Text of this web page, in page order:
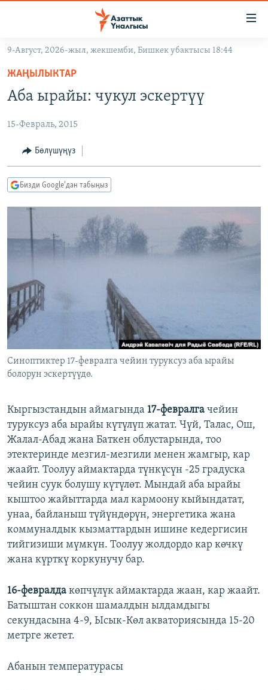
Навигацияга
өтүңүз
Издөөгө
салыңыз
КЫРГЫЗСТАН
КЫРГЫЗСТАН
САЯСАТ
ЭКОНОМИКА
ДҮЙНӨ
БОРБОР АЗИЯ
УКРАИНА
АТАЙЫН ИЛИКТӨӨ
БҮГҮН АЗАТТЫКТА
ЭКСПЕРТТЕР ТАЛДАЙТ
БИЗ ЖАНА ДҮЙНӨ
ЭЖЕ-СИҢДИЛЕР
АЗАТТЫК+
ЫҢГАЙСЫЗ СУРООЛОР
ПОДКАСТ
ОНЛАЙН ШЕРИНЕ
ЭЕ/АРнун бардык сайттары
9-Август, 2026-жыл, жекшемби, Бишкек убактысы 18:44
ЖАҢЫЛЫКТАР
Аба ырайы: чукул эскертүү
15-Февраль, 2015
Бөлүшүңүз
Бизди Google'дан табыңыз
Синоптиктер 17-февралга чейин туруксуз аба ырайы
болорун эскертүүдө.
Кыргызстандын аймагында 17-февралга чейин
туруксуз аба ырайы күтүлүп жатат. Чүй, Талас, Ош,
Жалал-Абад жана Баткен облустарында, тоо
этектеринде мезгил-мезгили менен жамгыр, кар
жаайт. Тоолуу аймактарда түнкүсүн -25 градуска
чейин суук болушу күтүлөт. Мындай аба ырайы
кыштоо жайыттарда мал кармоону кыйындатат,
унаа, байланыш түйүндөрүн, энергетика жана
коммуналдык кызматтардын ишине кедергисин
тийгизиши мүмкүн. Тоолуу жолдордо кар көчкү
жана күрткү коркунучу бар.
16-февралда көпчүлүк аймактарда жаан, кар жаайт.
Батыштан соккон шамалдын ылдамдыгы
секундасына 4-9, Ысык-Көл акваториясында 15-20
метрге жетет.
Абанын температурасы